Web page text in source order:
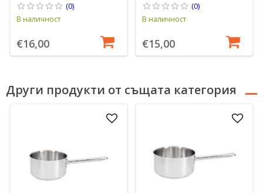
(0)
В наличност
€16,00
(0)
В наличност
€15,00
Други продукти от същата категория